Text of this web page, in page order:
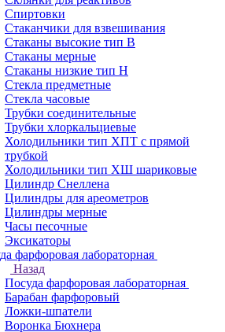
Спиртовки
Стаканчики для взвешивания
Стаканы высокие тип В
Стаканы мерные
Стаканы низкие тип Н
Стекла предметные
Стекла часовые
Трубки соединительные
Трубки хлоркальциевые
Холодильники тип ХПТ с прямой
трубкой
Холодильники тип ХШ шариковые
Цилиндр Снеллена
Цилиндры для ареометров
Цилиндры мерные
Часы песочные
Эксикаторы
фарфоровая лабораторная
Назад
Посуда фарфоровая лабораторная
Барабан фарфоровый
Ложки-шпатели
Воронка Бюхнера